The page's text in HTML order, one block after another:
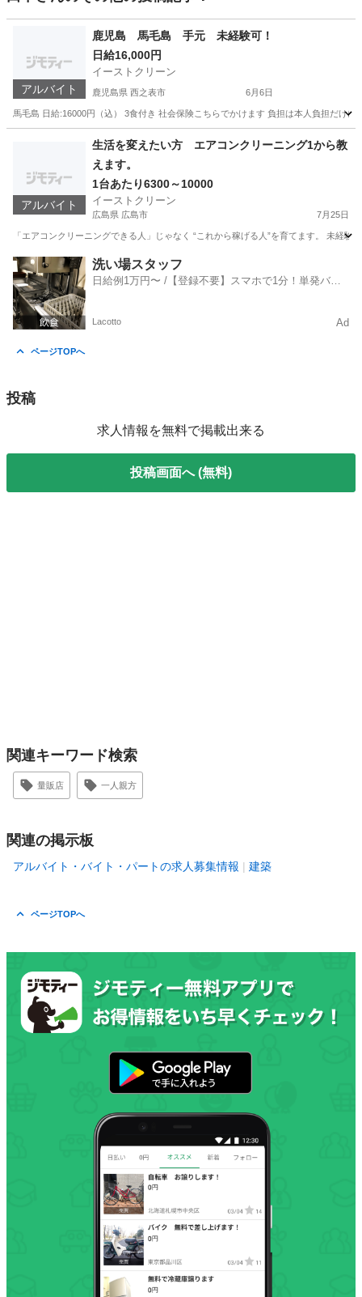
アルバイト
鹿児島 馬毛島 手元 未経験可！
日給16,000円
イーストクリーン
鹿児島県 西之表市 6月6日
馬毛島 日給:16000円（込） 3食付き 社会保険こちらでかけます 負担は本人負担だけ
西之表市 その他
アルバイト
生活を変えたい方 エアコンクリーニング1から教
えます。
1台あたり6300～10000
イーストクリーン
広島県 広島市 7月25日
「エアコンクリーニングできる人」じゃなく “これから稼げる人”を育てます。 未経
広島 広島市 その他 量販店
洗い場スタッフ
日給例1万円〜 /【登録不要】スマホで1分！単発バイ
Lacotto Ad
ページTOPへ
投稿
求人情報を無料で掲載出来る
投稿画面へ (無料)
関連キーワード検索
量販店 一人親方
関連の掲示板
アルバイト・バイト・パートの求人募集情報 建築
ページTOPへ